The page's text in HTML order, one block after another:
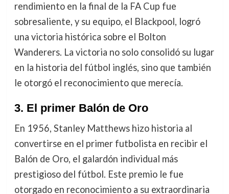
rendimiento en la final de la FA Cup fue
sobresaliente, y su equipo, el Blackpool, logró
una victoria histórica sobre el Bolton
Wanderers. La victoria no solo consolidó su lugar
en la historia del fútbol inglés, sino que también
le otorgó el reconocimiento que merecía.
3. El primer Balón de Oro
En 1956, Stanley Matthews hizo historia al
convertirse en el primer futbolista en recibir el
Balón de Oro, el galardón individual más
prestigioso del fútbol. Este premio le fue
otorgado en reconocimiento a su extraordinaria